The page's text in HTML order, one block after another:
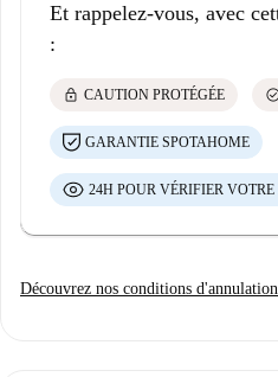
Et rappelez-vous, avec
:
lock CAUTION PROTÉGÉE
GARANTIE SPOTAHOME
24H POUR VÉRIFIER
Découvrez nos conditions